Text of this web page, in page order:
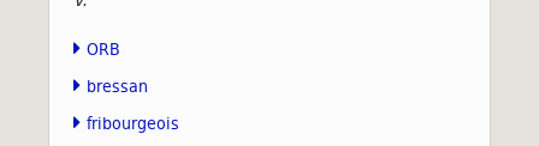
ORB
bressan
fribourgeois